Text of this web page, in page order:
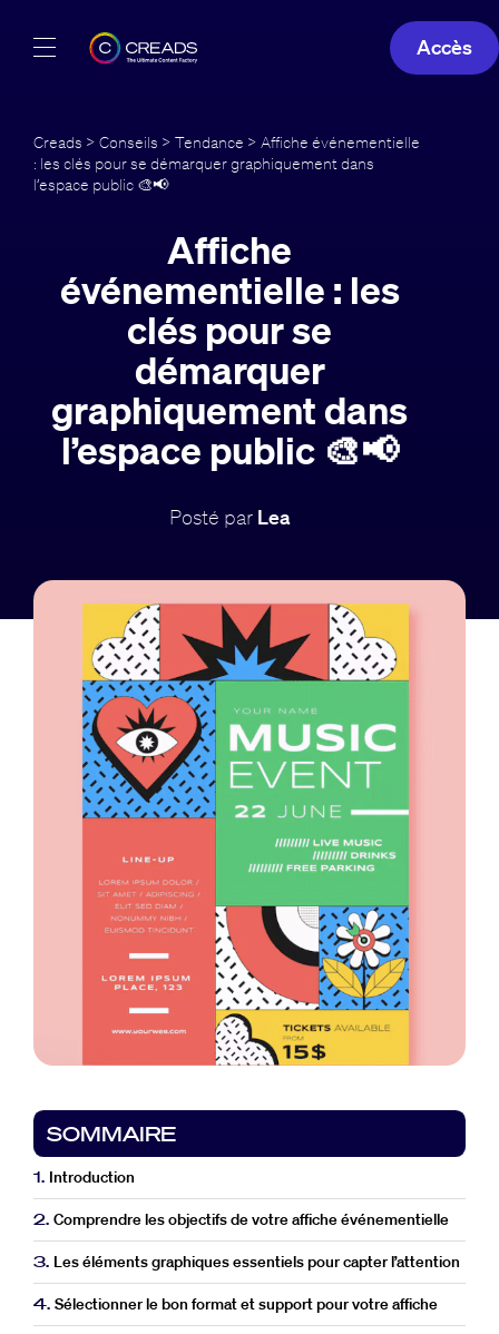
Offres
Guide
FR
Accès
Creads > Conseils > Tendance > Affiche événementielle
: les clés pour se démarquer graphiquement dans
l’espace public 🎨📢
Affiche
événementielle : les
clés pour se
démarquer
graphiquement dans
l’espace public 🎨📢
Posté par Lea
SOMMAIRE
1. Introduction
2. Comprendre les objectifs de votre affiche événementielle
3. Les éléments graphiques essentiels pour capter l’attention
4. Sélectionner le bon format et support pour votre affiche